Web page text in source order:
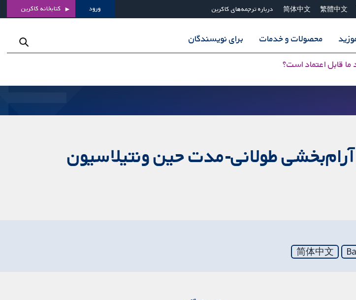
繁體中文
简体中文 درباره ترجمه‌های کاکرین ورود کتابخانه کاکرین
ما قابل اعتماد است؟
محصولات و خدمات برای نویسندگان
طولانی-مدت حین ونتیلاسیون
简体中文